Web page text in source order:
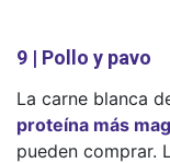
9 | Pollo y pavo
La carne blanca
proteína más
pueden comprar.